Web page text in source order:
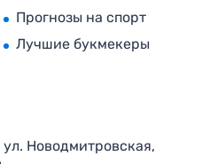
Прогнозы на спорт
Лучшие букмекеры
Новодмитровская,